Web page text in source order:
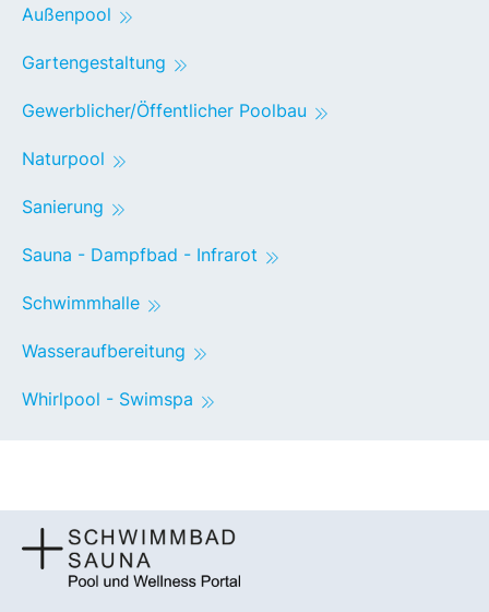
Außenpool
Gartengestaltung
Gewerblicher/Öffentlicher Poolbau
Naturpool
Sanierung
Sauna - Dampfbad - Infrarot
Schwimmhalle
Wasseraufbereitung
Whirlpool - Swimspa